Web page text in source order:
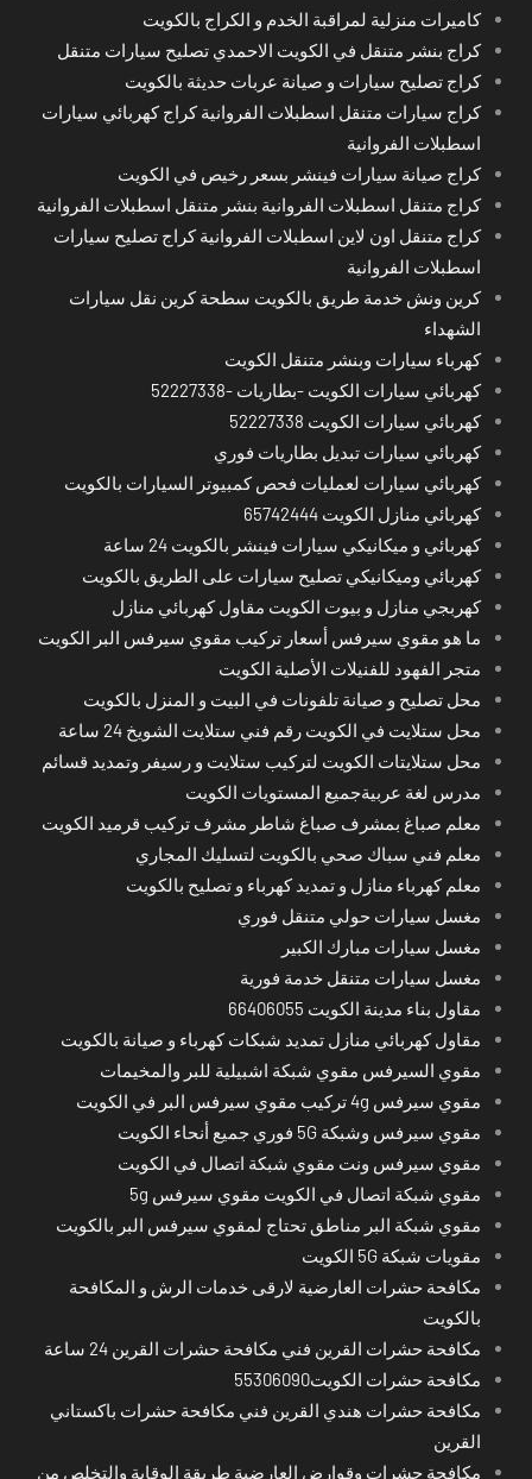
كاميرات منزلية لمراقبة الخدم و الكراج بالكويت
كراج بنشر متنقل في الكويت الاحمدي تصليح سيارات متنقل
كراج تصليح سيارات و صيانة عربات حديثة بالكويت
كراج سيارات متنقل اسطبلات الفروانية كراج كهربائي سيارات
اسطبلات الفروانية
كراج صيانة سيارات فينشر بسعر رخيص في الكويت
كراج متنقل اسطبلات الفروانية بنشر متنقل اسطبلات الفروانية
كراج متنقل اون لاين اسطبلات الفروانية كراج تصليح سيارات
اسطبلات الفروانية
كرين ونش خدمة طريق بالكويت سطحة كرين نقل سيارات
الشهداء
كهرباء سيارات وبنشر متنقل الكويت
كهربائي سيارات الكويت -بطاريات -52227338
كهربائي سيارات الكويت 52227338
كهربائي سيارات تبديل بطاريات فوري
كهربائي سيارات لعمليات فحص كمبيوتر السيارات بالكويت
كهربائي منازل الكويت 65742444
كهربائي و ميكانيكي سيارات فينشر بالكويت 24 ساعة
كهربائي وميكانيكي تصليح سيارات على الطريق بالكويت
كهربجي منازل و بيوت الكويت مقاول كهربائي منازل
ما هو مقوي سيرفس أسعار تركيب مقوي سيرفس البر الكويت
متجر الفهود للفنيلات الأصلية الكويت
محل تصليح و صيانة تلفونات في البيت و المنزل بالكويت
محل ستلايت في الكويت رقم فني ستلايت الشويخ 24 ساعة
محل ستلايتات الكويت لتركيب ستلايت و رسيفر وتمديد قسائم
مدرس لغة عربيةجميع المستويات الكويت
معلم صباغ بمشرف صباغ شاطر مشرف تركيب قرميد الكويت
معلم فني سباك صحي بالكويت لتسليك المجاري
معلم كهرباء منازل و تمديد كهرباء و تصليح بالكويت
مغسل سيارات حولي متنقل فوري
مغسل سيارات مبارك الكبير
مغسل سيارات متنقل خدمة فورية
مقاول بناء مدينة الكويت 66406055
مقاول كهربائي منازل تمديد شبكات كهرباء و صيانة بالكويت
مقوي السيرفس مقوي شبكة اشبيلية للبر والمخيمات
مقوي سيرفس 4g تركيب مقوي سيرفس البر في الكويت
مقوي سيرفس وشبكة 5G فوري جميع أنحاء الكويت
مقوي سيرفس ونت مقوي شبكة اتصال في الكويت
مقوي شبكة اتصال في الكويت مقوي سيرفس 5g
مقوي شبكة البر مناطق تحتاج لمقوي سيرفس البر بالكويت
مقويات شبكة 5G الكويت
مكافحة حشرات العارضية لارقى خدمات الرش و المكافحة
بالكويت
مكافحة حشرات القرين فني مكافحة حشرات القرين 24 ساعة
مكافحة حشرات الكويت55306090
مكافحة حشرات هندي القرين فني مكافحة حشرات باكستاني
القرين
مكافحة حشرات وقوارض العارضية طريقة الوقاية والتخلص من